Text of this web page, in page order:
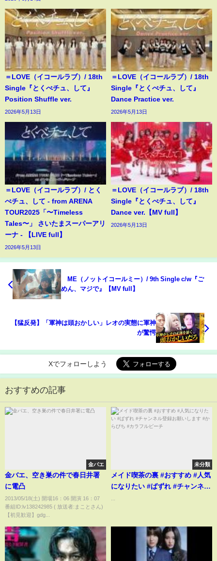
＝LOVE（イコールラブ）/ 18th
Single『とくべチュ、して』
Position Shuffle ver.
2026年5月13日
＝LOVE（イコールラブ）/ 18th
Single『とくべチュ、して』
Dance Practice ver.
2026年5月13日
＝LOVE（イコールラブ）/ とく
べチュ、して - from ARENA
TOUR2025「〜Timeless
Tales〜」 さいたまスーパーアリ
ーナ - 【LIVE full】
2026年5月13日
＝LOVE（イコールラブ）/ 18th
Single『とくべチュ、して』
Dance ver.【MV full】
2026年5月13日
≠ME（ノットイコールミー）/ 9th Single c/w『ご
めん、マジで』【MV full】
【猛反発】「軍神は頭おかしい」レオの実態に軍神
が驚愕
Xでフォローしよう
おすすめの記事
金バエ
金バエ、空き巣の件で春日井署
に電凸
2013/05/18(土) 開場16：06 開演 16：07
番組ID:lv138242985 ( 放送者:まことさん)
【初見歓迎】gdg...
未分類
メイド喫茶の裏 #おすすめ #人気
になりたい #ばずれ #チャンネル